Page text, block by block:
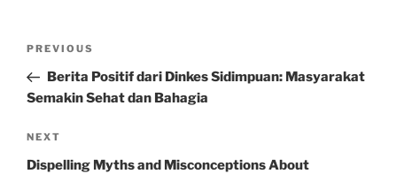
Previous
Post
PREVIOUS
Berita Positif dari Dinkes Sidimpuan: Masyarakat
Semakin Sehat dan Bahagia
Next
Post
NEXT
Dispelling Myths and Misconceptions About